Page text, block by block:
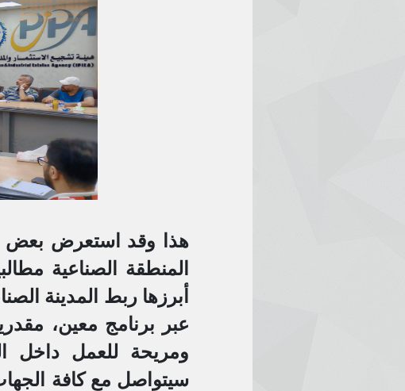
هذا وقد استعرض بعض
المنطقة الصناعية
أبرزها ربط المدينة
عبر برنامج معين،
ومريحة للعمل داخل
سيتواصل مع كافة